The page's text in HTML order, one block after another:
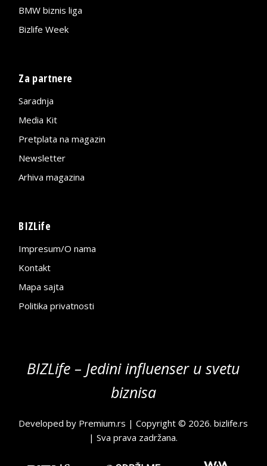
BMW biznis liga
Bizlife Week
Za partnere
Saradnja
Media Kit
Pretplata na magazin
Newsletter
Arhiva magazina
BIZLife
Impresum/O nama
Kontakt
Mapa sajta
Politika privatnosti
BIZLife – Jedini influenser u svetu
biznisa
Developed by Premium.rs | Copyright © 2026.bizlife.rs
| Sva prava zadržana.